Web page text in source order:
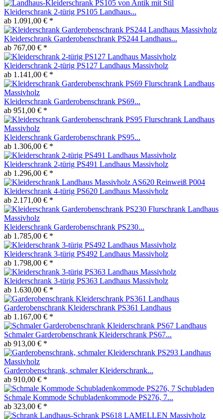
Kleiderschrank 2-türig PS105 Landhaus...
ab 1.091,00 € *
Kleiderschrank Garderobenschrank PS244 Landhaus...
ab 767,00 € *
Kleiderschrank 2-türig PS127 Landhaus Massivholz
ab 1.141,00 € *
Kleiderschrank Garderobenschrank PS69...
ab 951,00 € *
Kleiderschrank Garderobenschrank PS95...
ab 1.306,00 € *
Kleiderschrank 2-türig PS491 Landhaus Massivholz
ab 1.296,00 € *
Kleiderschrank 4-türig PS620 Landhaus Massivholz
ab 2.171,00 € *
Kleiderschrank Garderobenschrank PS230...
ab 1.785,00 € *
Kleiderschrank 3-türig PS492 Landhaus Massivholz
ab 1.798,00 € *
Kleiderschrank 3-türig PS363 Landhaus Massivholz
ab 1.630,00 € *
Garderobenschrank Kleiderschrank PS361 Landhaus
ab 1.167,00 € *
Schmaler Garderobenschrank Kleiderschrank PS67...
ab 913,00 € *
Garderobenschrank, schmaler Kleiderschrank...
ab 910,00 € *
Schmale Kommode Schubladenkommode PS276, 7...
ab 323,00 € *